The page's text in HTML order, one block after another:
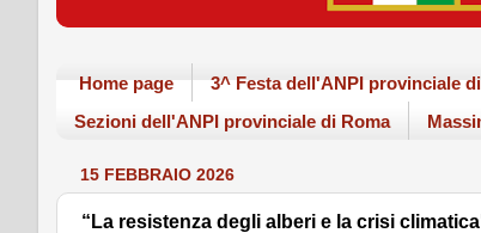
Home page 3^ Festa dell'ANPI provinciale
Sezioni dell'ANPI provinciale di Roma
15 FEBBRAIO 2026
“La resistenza degli alberi e la crisi